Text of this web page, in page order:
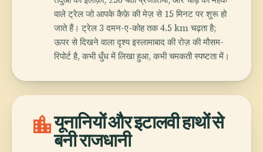
वाले ट्रेल जो आपके कैफ़े की मेज़ से 15 मिनट पर शुरू हो
जाते हैं। ट्रेल 3 दमन-ए-कोह तक 4.5 km चढ़ता है;
ऊपर से दिखने वाला दृश्य इस्लामाबाद की रोज़ की मौसम-
रिपोर्ट है, कभी धुँध में लिखा हुआ, कभी चमकती स्पष्टता में।
location_cityयूनानियों और इटालवी हाथों से
बनी राजधानी